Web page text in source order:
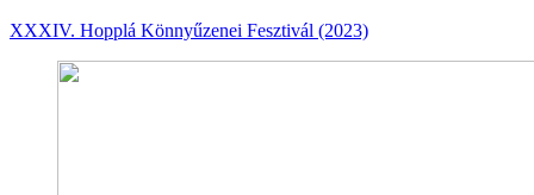
XXXIV. Hopplá Könnyűzenei Fesztivál (2023)